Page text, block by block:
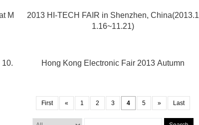
M
2013 HI-TECH FAIR in Shenzhen, China(2013.1
1.16~11.21)
10.
Hong Kong Electronic Fair 2013 Autumn
First « 1 2 3 4 5 » Last